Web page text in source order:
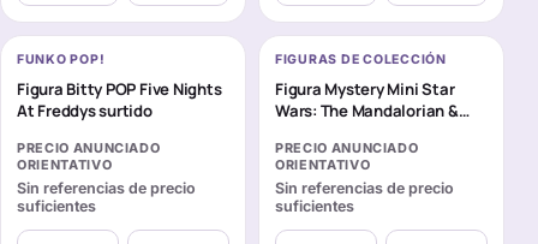
FUNKO POP!
Figura Bitty POP Five Nights
At Freddys surtido
PRECIO ANUNCIADO
ORIENTATIVO
Sin referencias de precio
suficientes
FIGURAS DE COLECCIÓN
Figura Mystery Mini Star
Wars: The Mandalorian &
PRECIO ANUNCIADO
ORIENTATIVO
Sin referencias de precio
suficientes